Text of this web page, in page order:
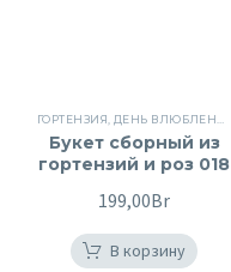
ГОРТЕНЗИЯ ДЕНЬ ВЛЮБЛЕННЫХ
Букет сборный из
гортензий и роз 018
199,00Br
В корзину